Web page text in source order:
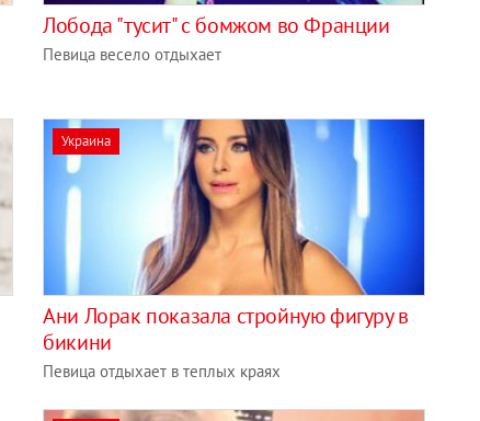
Лобода "тусит" с бомжом во Франции
Певица весело отдыхает
Украина
Ани Лорак показала стройную фигуру в
бикини
Певица отдыхает в теплых краях